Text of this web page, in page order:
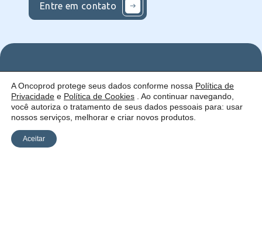
Entre em contato
Uma empresa:
Quem
somos
Como
atuamos
ofercemos
Serviços
Catálogo
Siga
nas
Redes
A Oncoprod protege seus dados conforme nossa Política de
Privacidade e Política de Cookies . Ao continuar navegando,
você autoriza o tratamento de seus dados pessoais para: usar
nossos serviços, melhorar e criar novos produtos.
Aceitar